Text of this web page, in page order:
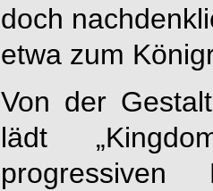
doch
etwa zum
Von der
lädt „